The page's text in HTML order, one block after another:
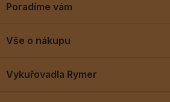
Poradíme vám
Blog
Vše o nákupu
Vykuřovadla Rymer